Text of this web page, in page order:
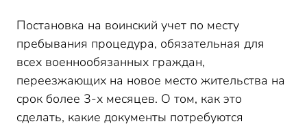
Постановка на воинский учет по месту
пребывания процедура, обязательная для
всех военнообязанных граждан,
переезжающих на новое место жительства на
срок более 3-х месяцев. О том, как это
сделать, какие документы потребуются